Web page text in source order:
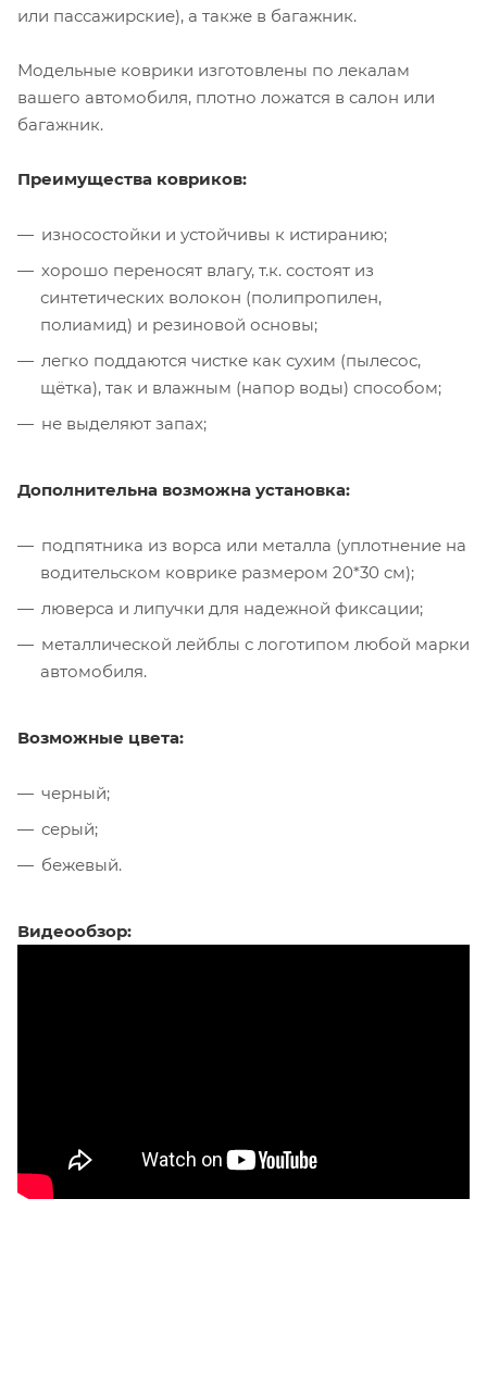
или пассажирские), а также в багажник.
Модельные коврики изготовлены по лекалам
вашего автомобиля, плотно ложатся в салон или
багажник.
Преимущества ковриков:
износостойки и устойчивы к истиранию;
хорошо переносят влагу, т.к. состоят из
синтетических волокон (полипропилен,
полиамид) и резиновой основы;
легко поддаются чистке как сухим (пылесос,
щётка), так и влажным (напор воды) способом;
не выделяют запах;
Дополнительна возможна установка:
подпятника из ворса или металла (уплотнение на
водительском коврике размером 20*30 см);
люверса и липучки для надежной фиксации;
металлической лейблы с логотипом любой марки
автомобиля.
Возможные цвета:
черный;
серый;
бежевый.
Видеообзор: